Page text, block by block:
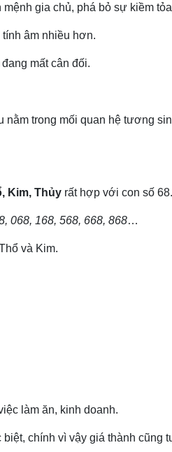
gia chủ, phá bỏ sự kiềm
âm nhiều hơn.
mất cân đối.
nằm trong mối quan hệ tương
Kim, Thủy rất hợp với con số 68.
068, 168, 568, 668, 868…
và Kim.
làm ăn, kinh doanh.
biệt, chính vì vậy giá thành cũng